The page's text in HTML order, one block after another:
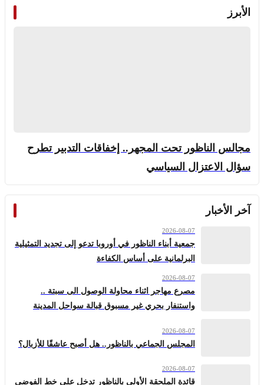
الأبرز
مجالس الناظور تحت المجهر.. إخفاقات التدبير تطرح
سؤال الاعتزال السياسي
آخر الأخبار
2026-08-07
جمعية أبناء الناظور في أوروبا تدعو إلى تجديد التمثيلية
البرلمانية على أساس الكفاءة
2026-08-07
مصرع مهاجر اثناء محاولة الوصول الى سبتة ..
واستنفار بحري غير مسبوق قبالة سواحل المدينة
2026-08-07
المجلس الجماعي بالناظور.. هل أصبح عاشقًا للأزبال؟
2026-08-07
قائدة الملحقة الأولى بالناظور تدخل على خط الفوضى